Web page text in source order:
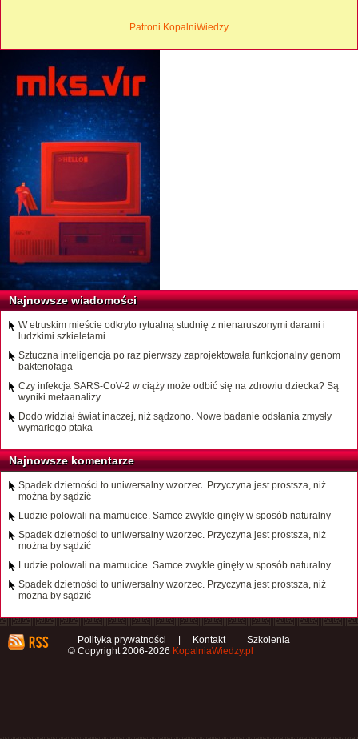
Patroni KopalniWiedzy
Najnowsze wiadomości
W etruskim mieście odkryto rytualną studnię z nienaruszonymi darami i
ludzkimi szkieletami
Sztuczna inteligencja po raz pierwszy zaprojektowała funkcjonalny genom
bakteriofaga
Czy infekcja SARS-CoV-2 w ciąży może odbić się na zdrowiu dziecka? Są
wyniki metaanalizy
Dodo widział świat inaczej, niż sądzono. Nowe badanie odsłania zmysły
wymarłego ptaka
Najnowsze komentarze
Spadek dzietności to uniwersalny wzorzec. Przyczyna jest prostsza, niż
można by sądzić
Ludzie polowali na mamucice. Samce zwykle ginęły w sposób naturalny
Spadek dzietności to uniwersalny wzorzec. Przyczyna jest prostsza, niż
można by sądzić
Ludzie polowali na mamucice. Samce zwykle ginęły w sposób naturalny
Spadek dzietności to uniwersalny wzorzec. Przyczyna jest prostsza, niż
można by sądzić
Polityka prywatności Kontakt
Szkolenia
© Copyright 2006-2026 KopalniaWiedzy.pl